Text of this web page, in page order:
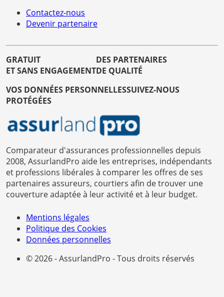
Contactez-nous
Devenir partenaire
GRATUIT
ET SANS ENGAGEMENT
DES PARTENAIRES
DE QUALITÉ
VOS DONNÉES PERSONNELLES
PROTÉGÉES
SUIVEZ-NOUS
Comparateur d'assurances professionnelles depuis
2008, AssurlandPro aide les entreprises, indépendants
et professions libérales à comparer les offres de ses
partenaires assureurs, courtiers afin de trouver une
couverture adaptée à leur activité et à leur budget.
Mentions légales
Politique des Cookies
Données personnelles
© 2026 - AssurlandPro - Tous droits réservés